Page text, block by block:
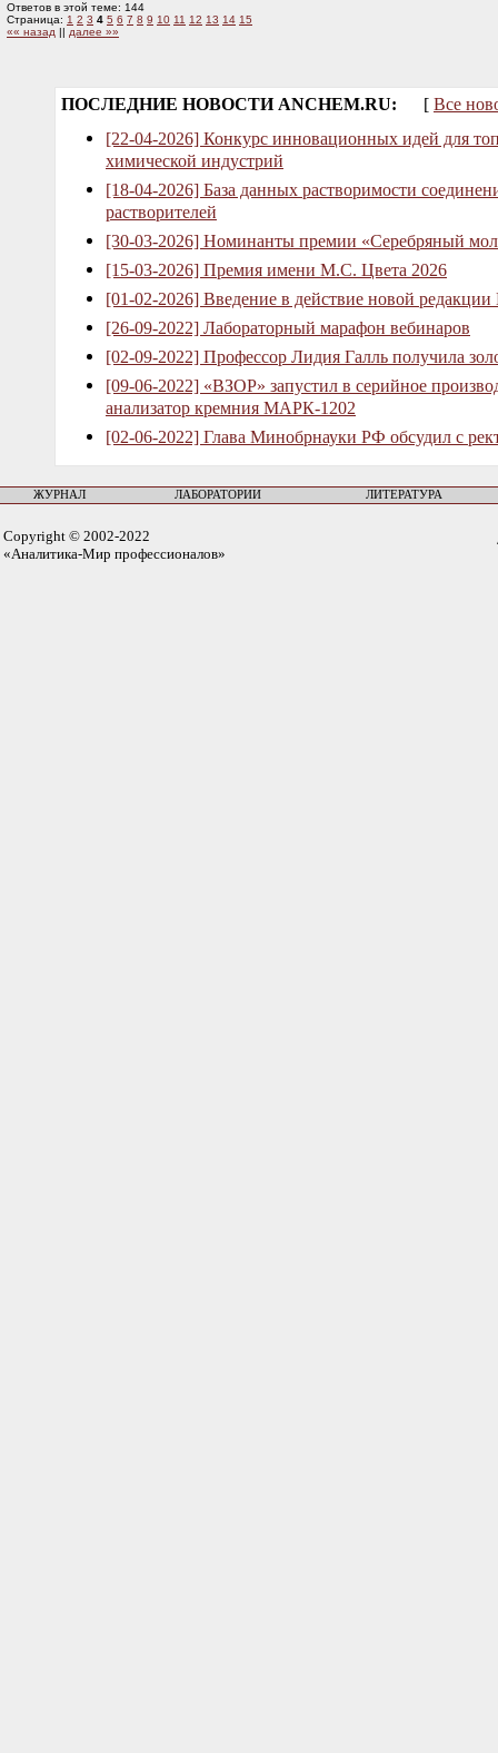
Ответов в этой теме: 144
Страница: 1 2 3 4 5 6 7 8 9 10 11 12 13 14 15
«« назад || далее »»
ПОСЛЕДНИЕ НОВОСТИ ANCHEM.RU: [ Все
[22-04-2026] Конкурс инновационных идей для
химической индустрий
[18-04-2026] База данных растворимости
растворителей
[30-03-2026] Номинанты премии «Серебряный
[15-03-2026] Премия имени М.С. Цвета 2026
[01-02-2026] Введение в действие новой
[26-09-2022] Лабораторный марафон вебинаров
[02-09-2022] Профессор Лидия Галль получила
[09-06-2022] «ВЗОР» запустил в серийное
анализатор кремния МАРК-1202
[02-06-2022] Глава Минобрнауки РФ обсудил с
ЖУРНАЛ ЛАБОРАТОРИИ ЛИТЕРАТУРА
Copyright © 2002-2022
«Аналитика-Мир профессионалов»